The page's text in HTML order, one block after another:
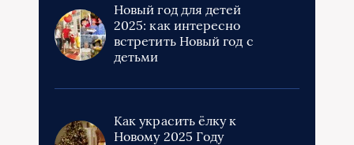
Новый год для детей
2025: как интересно
встретить Новый год с
детьми
Как украсить ёлку к
Новому 2025 Году